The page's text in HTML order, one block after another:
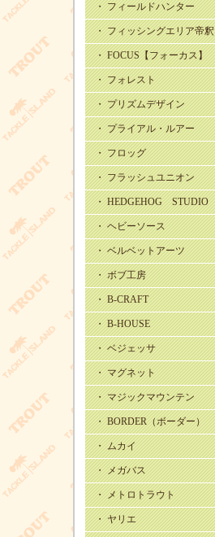
・ フィールドハンター
・ フィッシングエリア帝釈
・ FOCUS【フォーカス】
・ フォレスト
・ プリズムデザイン
・ プライアル・ルアー
・ フロッグ
・ フラッシュユニオン
・ HEDGEHOG STUDIO
・ ヘビーソース
・ ベルベットアーツ
・ ボブ工房
・ B-CRAFT
・ B-HOUSE
・ ベジェッサ
・ マグネット
・ マジックマウンテン
・ BORDER（ボーダー）
・ ムカイ
・ メガバス
・ メトロトラウト
・ ヤリエ